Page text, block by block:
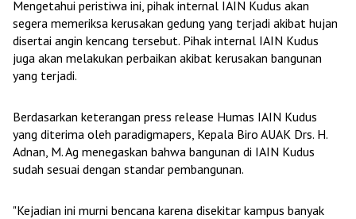
Mengetahui peristiwa ini, pihak internal IAIN Kudus akan
segera memeriksa kerusakan gedung yang terjadi akibat hujan
disertai angin kencang tersebut. Pihak internal IAIN Kudus
juga akan melakukan perbaikan akibat kerusakan bangunan
yang terjadi.
Berdasarkan keterangan press release Humas IAIN Kudus
yang diterima oleh paradigmapers, Kepala Biro AUAK Drs. H.
Adnan, M. Ag menegaskan bahwa bangunan di IAIN Kudus
sudah sesuai dengan standar pembangunan.
"Kejadian ini murni bencana karena disekitar kampus banyak